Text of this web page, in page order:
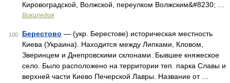
Кировоградской, Волжской, переулком Волжским&#8230; …
Википедия
100 Берестово — (укр. Берестове) историческая местность
Киева (Украина). Находится между Липками, Кловом,
Зверинцем и Днепровскими склонами. Бывшее княжеское
село. Было расположено на территории теп. парка Славы и
верхней части Киево Печерской Лавры. Название от …